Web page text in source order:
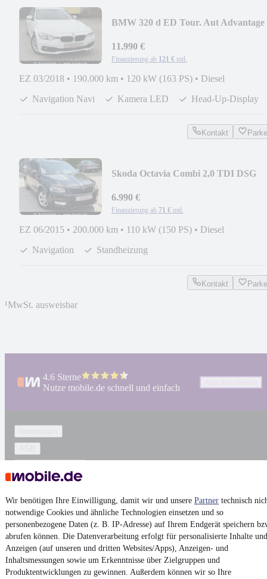
Wir benötigen Ihre Einwilligung, damit wir und unsere Partner technisch
notwendige Cookies und ähnliche Technologien einsetzen und so
personenbezogene Daten (z. B. IP-Adresse) auf Ihrem Endgerät speichern
abrufen können. Die Datenverarbeitung erfolgt für personalisierte Inhalte und
Anzeigen (auf unseren und dritten Websites/Apps), Anzeigen- und
Inhaltsmessungen sowie um Erkenntnisse über Zielgruppen und
Produktentwicklungen zu gewinnen. Außerdem können wir so Ihre
BMW 320 d ED Tour. Aut Advantage
11.990 €
Finanzierung ab 121 € mtl.
EZ 03/2018 • 190.000 km • 120 kW (163 PS) • Diesel
Navigation Navi
Kamera LED Head-Up-Display
Kontakt
Skoda Octavia Combi 2,0 TDI DSG
6.990 €
Finanzierung ab 71 € mtl.
EZ 06/2015 • 200.000 km • 110 kW (150 PS) • Diesel
Navigation
Standheizung
Kontakt
¹MwSt. ausweisbar
4.6 Sterne
Nutze mobile.de schnell und einfach
Datenschutz
Datenschutzeinstellungen
Erklärung zur Barrierefreiheit
Report Security Vulnerability (English)
Powered by